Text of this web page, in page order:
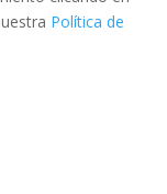
Política de